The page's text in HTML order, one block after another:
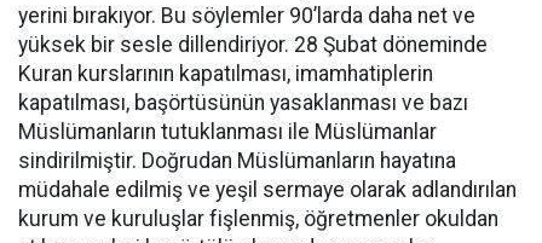
yerini bırakıyor. Bu söylemler 90’larda daha net ve
yüksek bir sesle dillendiriyor. 28 Şubat döneminde
Kuran kurslarının kapatılması, imamhatiplerin
kapatılması, başörtüsünün yasaklanması ve bazı
Müslümanların tutuklanması ile Müslümanlar
sindirilmiştir. Doğrudan Müslümanların hayatına
müdahale edilmiş ve yeşil sermaye olarak adlandırılan
kurum ve kuruluşlar fişlenmiş, öğretmenler okuldan